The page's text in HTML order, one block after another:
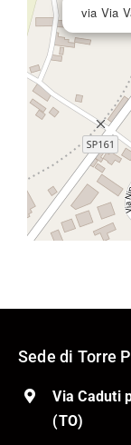
via Via
Sede di Torre
Via Caduti
(TO)